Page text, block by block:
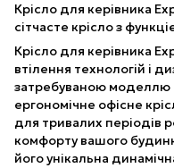
Крісло для керівника
сітчасте крісло з
Крісло для керівника
втілення технологій і
затребуваною моделлю
ергономічне офісне
для тривалих періодів
комфорту вашого
його унікальна